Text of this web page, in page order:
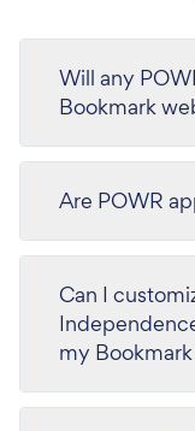
Will any
Bookmark
Are POWR
Can I
my